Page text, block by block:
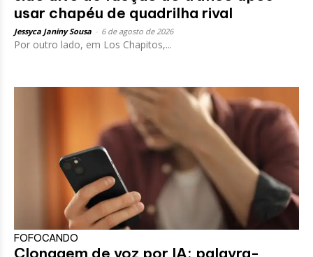
usar chapéu de quadrilha rival
Jessyca Janiny Sousa 6 de agosto de 2026
Por outro lado, em Los Chapitos,...
FOFOCANDO
Clonagem de voz por IA: palavra-